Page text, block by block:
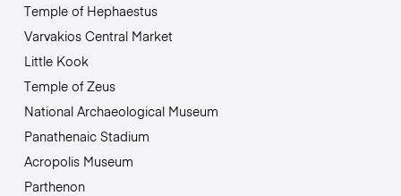
Temple of Hephaestus
Varvakios Central Market
Little Kook
Temple of Zeus
National Archaeological Museum
Panathenaic Stadium
Acropolis Museum
Parthenon